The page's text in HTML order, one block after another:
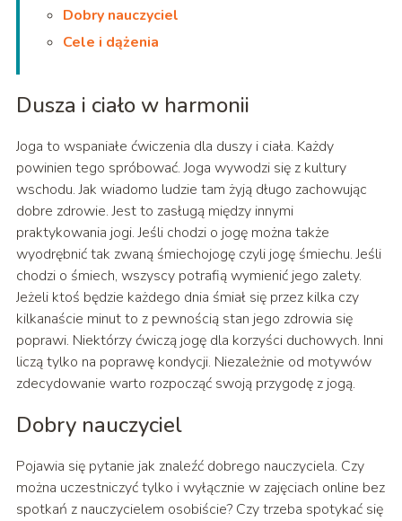
Dobry nauczyciel
Cele i dążenia
Dusza i ciało w harmonii
Joga to wspaniałe ćwiczenia dla duszy i ciała. Każdy
powinien tego spróbować. Joga wywodzi się z kultury
wschodu. Jak wiadomo ludzie tam żyją długo zachowując
dobre zdrowie. Jest to zasługą między innymi
praktykowania jogi. Jeśli chodzi o jogę można także
wyodrębnić tak zwaną śmiechojogę czyli jogę śmiechu. Jeśli
chodzi o śmiech, wszyscy potrafią wymienić jego zalety.
Jeżeli ktoś będzie każdego dnia śmiał się przez kilka czy
kilkanaście minut to z pewnością stan jego zdrowia się
poprawi. Niektórzy ćwiczą jogę dla korzyści duchowych. Inni
liczą tylko na poprawę kondycji. Niezależnie od motywów
zdecydowanie warto rozpocząć swoją przygodę z jogą.
Dobry nauczyciel
Pojawia się pytanie jak znaleźć dobrego nauczyciela. Czy
można uczestniczyć tylko i wyłącznie w zajęciach online bez
spotkań z nauczycielem osobiście? Czy trzeba spotykać się